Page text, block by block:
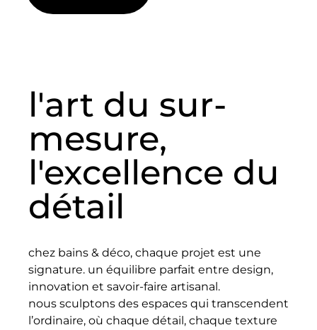
l'art du sur-
mesure,
l'excellence du
détail
chez bains & déco, chaque projet est une
signature. un équilibre parfait entre design,
innovation et savoir-faire artisanal.
nous sculptons des espaces qui transcendent
l’ordinaire, où chaque détail, chaque texture